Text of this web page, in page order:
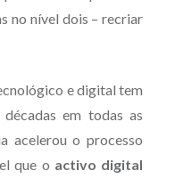
no nível dois – recriar
e digital tem
em todas as
acelerou o processo
que o activo digital